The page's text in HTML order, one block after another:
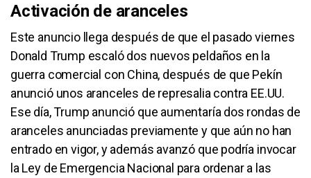
Activación de aranceles
Este anuncio llega después de que el pasado viernes
Donald Trump escaló dos nuevos peldaños en la
guerra comercial con China, después de que Pekín
anunció unos aranceles de represalia contra EE.UU.
Ese día, Trump anunció que aumentaría dos rondas de
aranceles anunciadas previamente y que aún no han
entrado en vigor, y además avanzó que podría invocar
la Ley de Emergencia Nacional para ordenar a las